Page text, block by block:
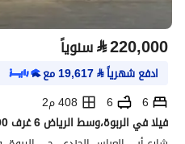
⃁220,000 سنوياً
ادفع شهرياً⃁
19,617مع
6
6
408 م2
فیلا في الربوة،وسط الرياض 6 غرف 220000 SAR - 88033966